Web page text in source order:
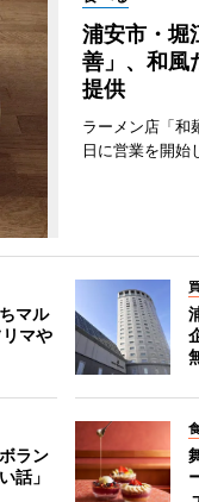
浦安市・堀
善」、和風
提供
ラーメン店「和
日に営業を開始
マル
マや
ラン
話」